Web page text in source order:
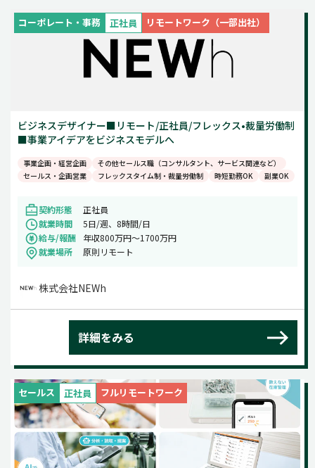
コーポレート・事務 正社員 リモートワーク（一部出社）
ビジネスデザイナー■リモート/正社員/フレックス•裁量労働制
■事業アイデアをビジネスモデルへ
事業企画・経営企画
その他セールス職（コンサルタント、サービス関連など）
セールス・企画営業
フレックスタイム制・裁量労働制 時短勤務OK 副業OK
契約形態
正社員
就業時間
5日/週、8時間/日
給与/報酬
年収800万円〜1700万円
就業場所
原則リモート
株式会社NEWh
詳細をみる
セールス 正社員 フルリモートワーク